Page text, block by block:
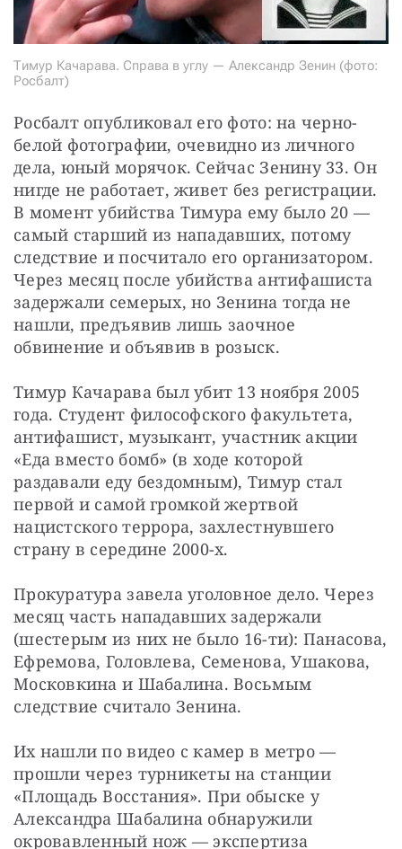
Тимур Качарава. Справа в углу — Александр Зенин (фото:
Росбалт)
Росбалт опубликовал его фото: на черно-
белой фотографии, очевидно из личного
дела, юный морячок. Сейчас Зенину 33. Он
нигде не работает, живет без регистрации.
В момент убийства Тимура ему было 20 — ​
самый старший из нападавших, потому
следствие и посчитало его организатором.
Через месяц после убийства антифашиста
задержали семерых, но Зенина тогда не
нашли, предъявив лишь заочное
обвинение и объявив в розыск.
Тимур Качарава был убит 13 ноября 2005
года. Студент философского факультета,
антифашист, музыкант, участник акции
«Еда вместо бомб» (в ходе которой
раздавали еду бездомным), Тимур стал
первой и самой громкой жертвой
нацистского террора, захлестнувшего
страну в середине 2000-х.
Прокуратура завела уголовное дело. Через
месяц часть нападавших задержали
(шестерым из них не было 16-ти): Панасова,
Ефремова, Головлева, Семенова, Ушакова,
Московкина и Шабалина. Восьмым
следствие считало Зенина.
Их нашли по видео с камер в метро — ​
прошли через турникеты на станции
«Площадь Восстания». При обыске у
Александра Шабалина обнаружили
окровавленный нож — ​экспертиза